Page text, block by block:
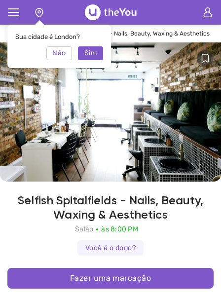
Sua cidade é London?
Não Sim
Principal Salão Selfish Spitalfields - Nails, Beauty, Waxing & Aesthetics
Selfish Spitalfields - Nails, Beauty,
Waxing & Aesthetics
Salão às 8:00 PM
Você é o dono?
Fazer uma marcação